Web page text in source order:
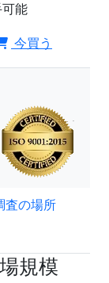
能
今買う
査の場所
規模